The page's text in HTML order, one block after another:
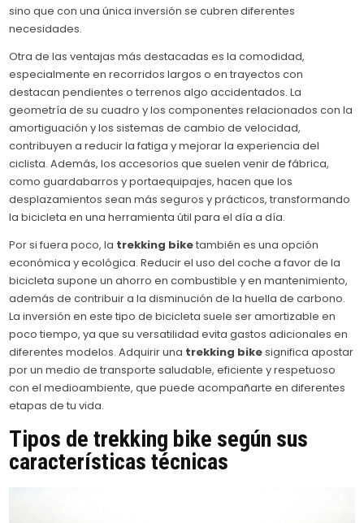
sino que con una única inversión se cubren diferentes
necesidades.
Otra de las ventajas más destacadas es la comodidad,
especialmente en recorridos largos o en trayectos con
destacan pendientes o terrenos algo accidentados. La
geometría de su cuadro y los componentes relacionados con la
amortiguación y los sistemas de cambio de velocidad,
contribuyen a reducir la fatiga y mejorar la experiencia del
ciclista. Además, los accesorios que suelen venir de fábrica,
como guardabarros y portaequipajes, hacen que los
desplazamientos sean más seguros y prácticos, transformando
la bicicleta en una herramienta útil para el día a día.
Por si fuera poco, la trekking biketambién es una opción
económica y ecológica. Reducir el uso del coche a favor de la
bicicleta supone un ahorro en combustible y en mantenimiento,
además de contribuir a la disminución de la huella de carbono.
La inversión en este tipo de bicicleta suele ser amortizable en
poco tiempo, ya que su versatilidad evita gastos adicionales en
diferentes modelos. Adquirir una trekking bikesignifica apostar
por un medio de transporte saludable, eficiente y respetuoso
con el medioambiente, que puede acompañarte en diferentes
etapas de tu vida.
Tipos detrekking bike según sus
características técnicas